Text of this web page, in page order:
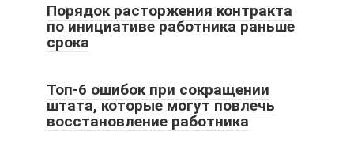
Порядок расторжения контракта
по инициативе работника раньше
срока
Топ-6 ошибок при сокращении
штата, которые могут повлечь
восстановление работника